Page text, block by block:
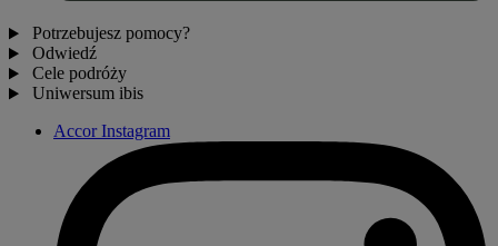
Potrzebujesz pomocy?
Odwiedź
Cele podróży
Uniwersum ibis
Accor Instagram